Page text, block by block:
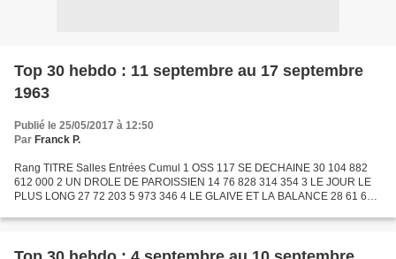
Top 30 hebdo : 11 septembre au 17 septembre
1963
Publié le 25/05/2017 à 12:50
Par Franck P.
Rang TITRE Salles Entrées Cumul 1 OSS 117 SE DECHAINE 30 104 882
612 000 2 UN DROLE DE PAROISSIEN 14 76 828 314 354 3 LE JOUR LE
PLUS LONG 27 72 203 5 973 346 4 LE GLAIVE ET LA BALANCE 28 61 615